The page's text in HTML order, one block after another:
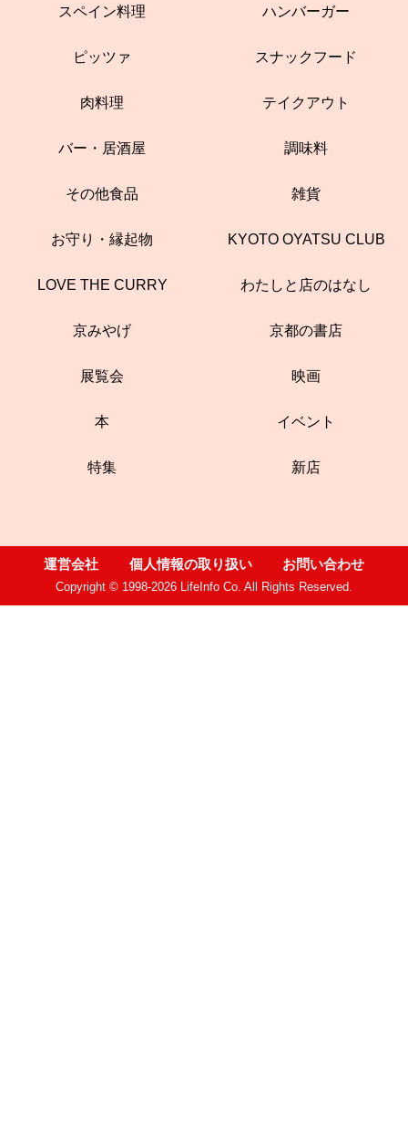
スペイン料理 ハンバーガー
ピッツァ スナックフード
肉料理 テイクアウト
バー・居酒屋 調味料
その他食品 雑貨
お守り・縁起物 KYOTO OYATSU CLUB
LOVE THE CURRY わたしと店のはなし
京みやげ 京都の書店
展覧会 映画
本 イベント
特集 新店
運営会社 個人情報の取り扱い お問い合わせ
Copyright © 1998-2026 LifeInfo Co. All Rights Reserved.